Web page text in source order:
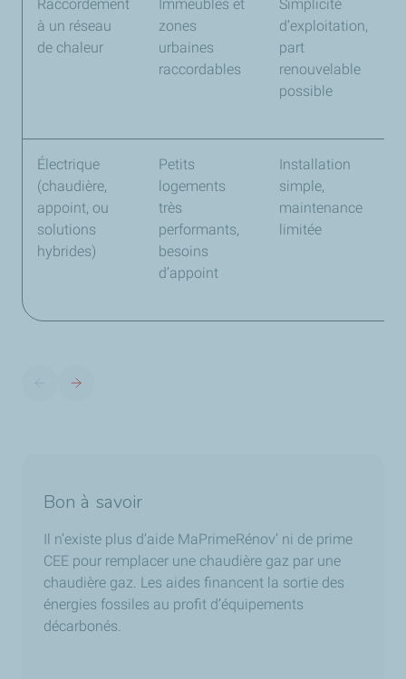
Raccordement
à un réseau
de chaleur
Immeubles et
zones
urbaines
raccordables
Simplicité
d’exploitation,
part
renouvelable
possible
Électrique
(chaudière,
appoint, ou
solutions
hybrides)
Petits
logements
très
performants,
besoins
d’appoint
Installation
simple,
maintenance
limitée
Bon à savoir
Il n’existe plus d’aide MaPrimeRénov’ ni de prime
CEE pour remplacer une chaudière gaz par une
chaudière gaz. Les aides financent la sortie des
énergies fossiles au profit d’équipements
décarbonés.